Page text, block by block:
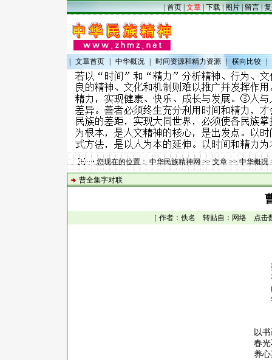
|首页|文章|下载| 图片|留言|
文章首页 中华概况 时间资源和精力资源 | 横向比较
您现在的位置：中华民族精神网>>文章>>中华概况
曹全集字对联
［ 作者：佚名 转贴自：网络 点击
以
春
养